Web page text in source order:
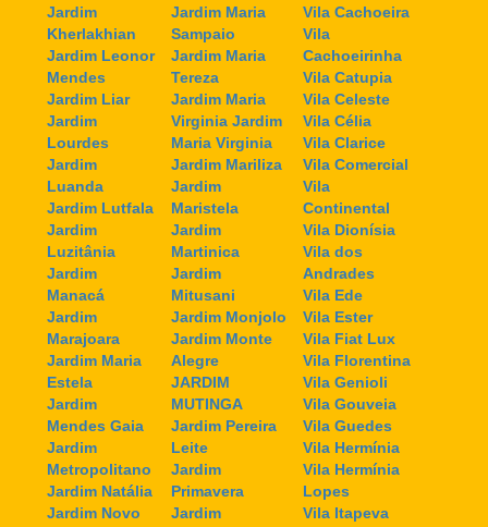
Jardim
Kherlakhian
Jardim Leonor
Mendes
Jardim Liar
Jardim
Lourdes
Jardim
Luanda
Jardim Lutfala
Jardim
Luzitânia
Jardim
Manacá
Jardim
Marajoara
Jardim Maria
Estela
Jardim
Mendes Gaia
Jardim
Metropolitano
Jardim Natália
Jardim Novo
Jardim Maria
Sampaio
Jardim Maria
Tereza
Jardim Maria
Virginia Jardim
Maria Virginia
Jardim Mariliza
Jardim
Maristela
Jardim
Martinica
Jardim
Mitusani
Jardim Monjolo
Jardim Monte
Alegre
JARDIM
MUTINGA
Jardim Pereira
Leite
Jardim
Primavera
Jardim
Vila Cachoeira
Vila
Cachoeirinha
Vila Catupia
Vila Celeste
Vila Célia
Vila Clarice
Vila Comercial
Vila
Continental
Vila Dionísia
Vila dos
Andrades
Vila Ede
Vila Ester
Vila Fiat Lux
Vila Florentina
Vila Genioli
Vila Gouveia
Vila Guedes
Vila Hermínia
Vila Hermínia
Lopes
Vila Itapeva